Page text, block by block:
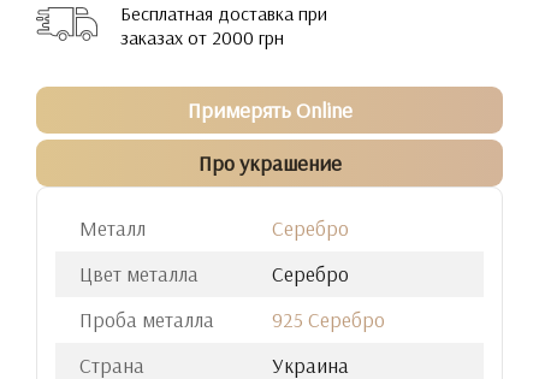
Бесплатная доставка при
заказах от 2000 грн
Примерять Online
Про украшение
Металл
Серебро
Цвет металла
Серебро
Проба металла
925 Серебро
Страна
Украина